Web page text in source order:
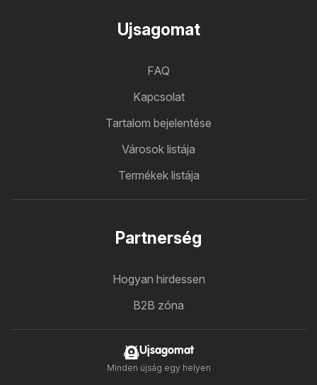
Ujsagomat
FAQ
Kapcsolat
Tartalom bejelentése
Városok listája
Termékek listája
Partnerség
Hogyan hirdessen
B2B zóna
Ujsagomat
Minden újság egy helyen